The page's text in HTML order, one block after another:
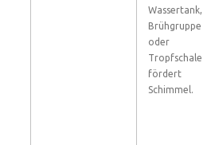
Wassertank,
Brühgruppe
oder
Tropfschale
fördert
Schimmel.